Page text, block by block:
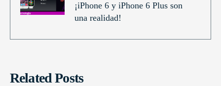
¡iPhone 6 y iPhone 6 Plus son
una realidad!
Related Posts